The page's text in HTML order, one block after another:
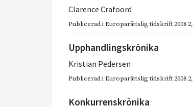
Clarence Crafoord
Publicerad iEuroparättslig tidskrift 2008 2,
Upphandlingskrönika
Kristian Pedersen
Publicerad iEuroparättslig tidskrift 2008 2,
Konkurrenskrönika